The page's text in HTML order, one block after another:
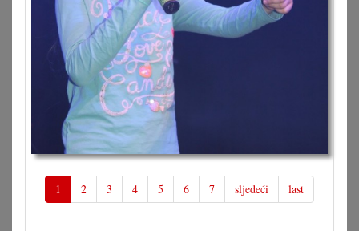
1 2 3 4 5 6 7 sljedeći last